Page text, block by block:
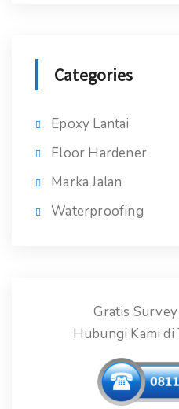
Categories
Epoxy Lantai
Floor Hardener
Marka Jalan
Waterproofing
Gratis
Hubungi Kami